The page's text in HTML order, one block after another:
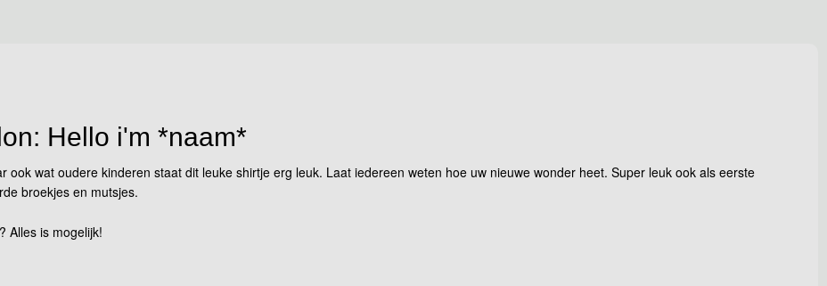
Hello i'm *naam*
ook wat oudere kinderen staat dit leuke shirtje erg leuk. Laat iedereen weten hoe uw nieuwe wonder heet. Super leuk ook als eerste
broekjes en mutsjes.
Alles is mogelijk!